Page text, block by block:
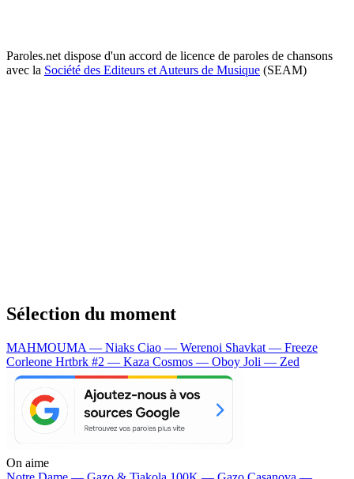
Paroles.net dispose d'un accord de licence de paroles de chansons
avec la Société des Editeurs et Auteurs de Musique (SEAM)
Sélection du moment
MAHMOUMA — Niaks Ciao — Werenoi Shavkat — Freeze
Corleone Hrtbrk #2 — Kaza Cosmos — Oboy Joli — Zed
On aime